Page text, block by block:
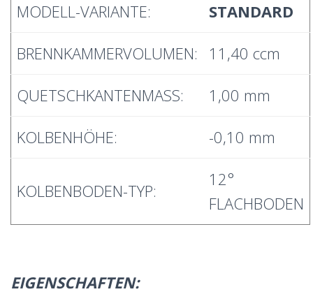
MODELL-VARIANTE:
STANDARD
BRENNKAMMERVOLUMEN:
11,40 ccm
QUETSCHKANTENMASS:
1,00 mm
KOLBENHÖHE:
-0,10 mm
KOLBENBODEN-TYP:
12°
FLACHBODEN
EIGENSCHAFTEN: